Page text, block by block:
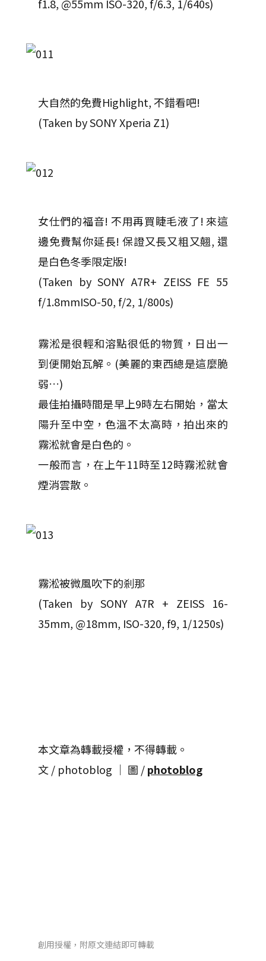
f1.8, @55mm ISO-320, f/6.3, 1/640s)
大自然的免費Highlight, 不錯看吧!
(Taken by SONY Xperia Z1)
女仕們的福音! 不用再買睫毛液了! 來這
邊免費幫你延長! 保證又長又粗又翹, 還
是白色冬季限定版!
(Taken by SONY A7R+ ZEISS FE 55
f/1.8mmISO-50, f/2, 1/800s)
霧淞是很輕和溶點很低的物質，日出一
到便開始瓦解。(美麗的東西總是這麼脆
弱…)
最佳拍攝時間是早上9時左右開始，當太
陽升至中空，色溫不太高時，拍出來的
霧淞就會是白色的。
一般而言，在上午11時至12時霧淞就會
煙消雲散。
霧淞被微風吹下的剎那
(Taken by SONY A7R + ZEISS 16-
35mm, @18mm, ISO-320, f9, 1/1250s)
本文章為轉載授權，不得轉載。
文 / photoblog │ 圖 /photoblog
創用授權，附原文連結即可轉載